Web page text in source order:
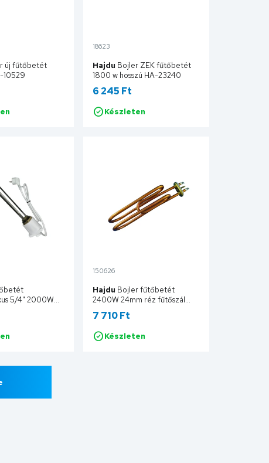
új fűtőbetét
10529
Kosárba
18623
Hajdu Bojler ZEK fűtőbetét
1800 w hosszú HA-23240
6 245 Ft
Készleten
Kosárba
5/4" 2000W
390mm
Kosárba
150626
Hajdu Bojler fűtőbetét
2400W 24mm réz fűtőszál
RC3R5028
7 710 Ft
Készleten
Kosárba